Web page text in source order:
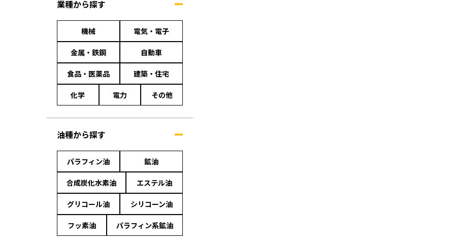
業種から探す
機械 電気・電子
金属・鉄鋼 自動車
食品・医薬品 建築・住宅
化学 電力 その他
油種から探す
パラフィン油 鉱油
合成炭化水素油 エステル油
グリコール油 シリコーン油
フッ素油 パラフィン系鉱油